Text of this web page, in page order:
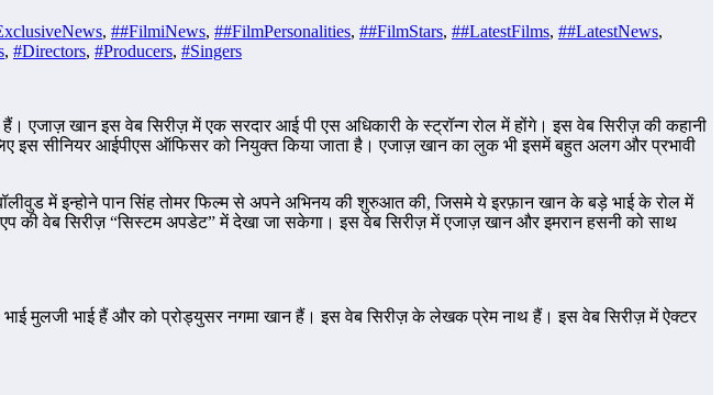
, ##FilmiNews, ##FilmPersonalities, ##FilmStars, ##LatestFilms, ##LatestNews,
, #Directors, #Producers, #Singers
खान इस वेब सिरीज़ में एक सरदार आई पी एस अधिकारी के स्ट्रॉन्ग रोल में होंगे। इस वेब सिरीज़ की कहानी
सीनियर आईपीएस ऑफिसर को नियुक्त किया जाता है। एजाज़ खान का लुक भी इसमें बहुत अलग और प्रभावी
में इन्होने पान सिंह तोमर फिल्म से अपने अभिनय की शुरुआत की, जिसमे ये इरफ़ान खान के बड़े भाई के रोल में
एप की वेब सिरीज़ “सिस्टम अपडेट” में देखा जा सकेगा। इस वेब सिरीज़ में एजाज़ खान और इमरान हसनी को साथ
मुलजी भाई हैं और को प्रोड्युसर नगमा खान हैं। इस वेब सिरीज़ के लेखक प्रेम नाथ हैं। इस वेब सिरीज़ में ऐक्टर